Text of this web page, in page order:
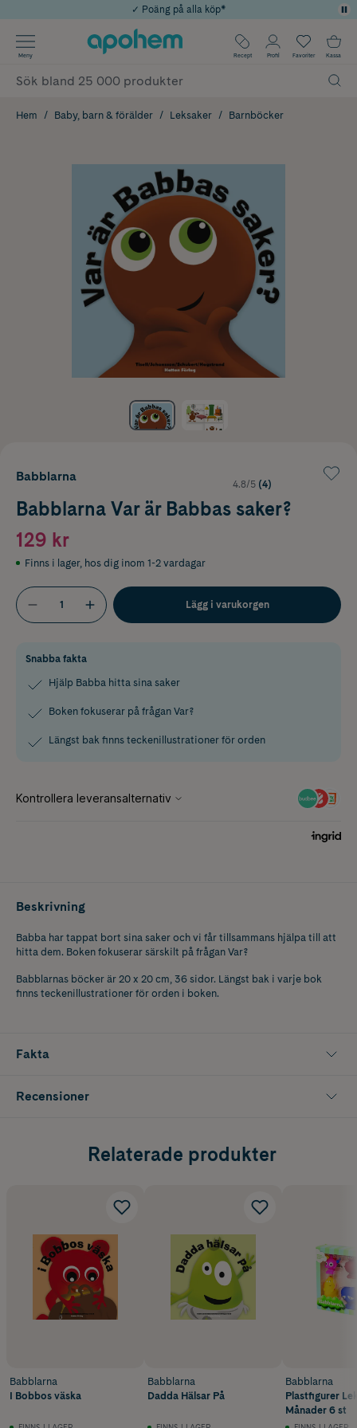
Årets Butik 2025 inom Skönhet
Använd kod: SOMMAR20 för 20% över 649kr
✓ Rådgivning från farmaceuter & hudterapeuter
✓ Poäng på alla köp*
Meny Recept Profil Favoriter Kassa
Hem Baby, barn & förälder Leksaker Barnböcker
Babblarna
4.8/5 (4)
Babblarna Var är Babbas saker?
129 kr
Finns i lager, hos dig inom 1-2 vardagar
Lägg i varukorgen
Snabba fakta
Hjälp Babba hitta sina saker
Boken fokuserar på frågan Var?
Längst bak finns teckenillustrationer för orden
Beskrivning
Babba har tappat bort sina saker och vi får tillsammans hjälpa till att
hitta dem. Boken fokuserar särskilt på frågan Var?
Babblarnas böcker är 20 x 20 cm, 36 sidor. Längst bak i varje bok
finns teckenillustrationer för orden i boken.
Fakta
Recensioner
Relaterade produkter
Babblarna
I Bobbos väska
Babblarna
Dadda Hälsar På
Babblarna
Plastfigurer
Månader 6 st